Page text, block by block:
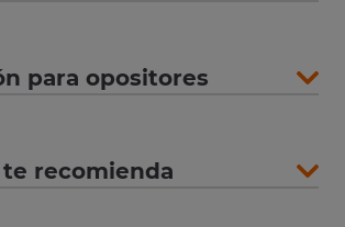
para opositores
recomienda